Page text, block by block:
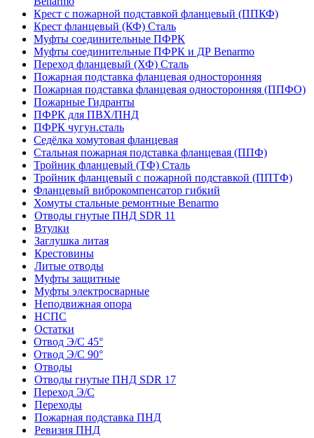
Крест с пожарной подставкой фланцевый (ППКФ)
Крест фланцевый (КФ) Сталь
Муфты соединительные ПФРК
Муфты соединительные ПФРК и ДР Benarmo
Переход фланцевый (ХФ) Сталь
Пожарная подставка фланцевая односторонняя
Пожарная подставка фланцевая односторонняя (ППФО)
Пожарные Гидранты
ПФРК для ПВХ/ПНД
ПФРК чугун.сталь
Седёлка хомутовая фланцевая
Стальная пожарная подставка фланцевая (ППФ)
Тройник фланцевый (ТФ) Сталь
Тройник фланцевый с пожарной подставкой (ППТФ)
Фланцевый виброкомпенсатор гибкий
Хомуты стальные ремонтные Benarmo
Отводы гнутые ПНД SDR 11
Втулки
Заглушка литая
Крестовины
Литые отводы
Муфты защитные
Муфты электросварные
Неподвижная опора
НСПС
Остатки
Отвод Э/С 45°
Отвод Э/С 90°
Отводы
Отводы гнутые ПНД SDR 17
Переход Э/С
Переходы
Пожарная подставка ПНД
Ревизия ПНД